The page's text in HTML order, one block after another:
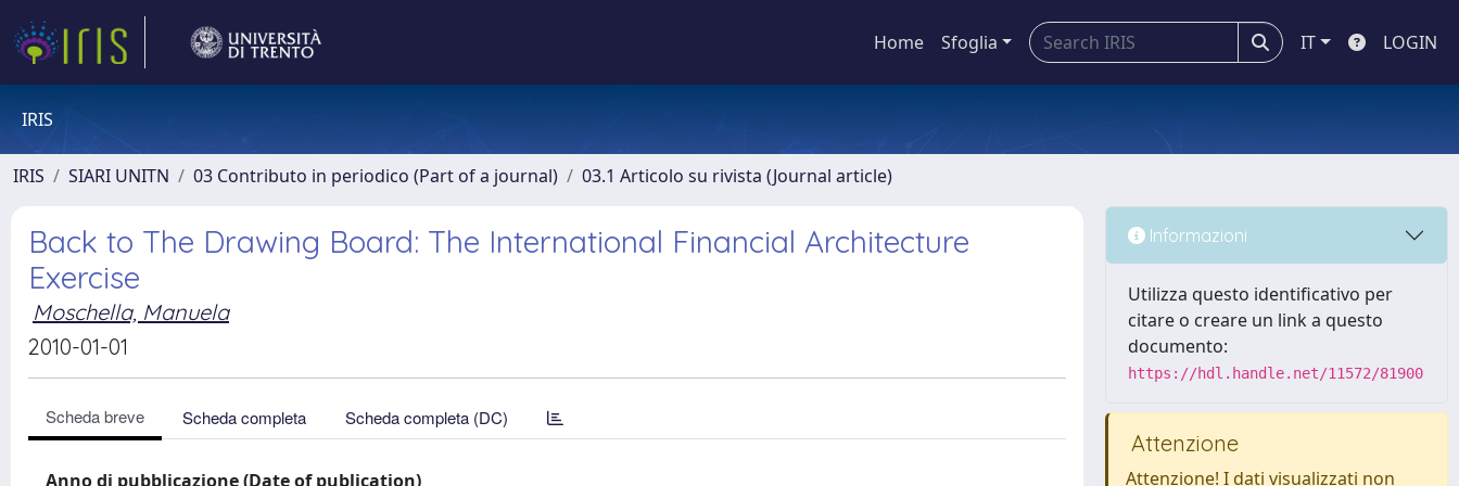
Home Sfoglia IT LOGIN
IRIS
IRIS SIARI UNITN 03 Contributo in periodico (Part of a journal) 03.1 Articolo su rivista (Journal article)
Back to The Drawing Board: The International Financial Architecture
Exercise
Moschella, Manuela
2010-01-01
Scheda breve Scheda completa Scheda completa (DC)
Anno di pubblicazione (Date of publication)
Informazioni
Utilizza questo identificativo per
citare o creare un link a questo
documento:
https://hdl.handle.net/11572/81900
Attenzione
Attenzione! I dati visualizzati non